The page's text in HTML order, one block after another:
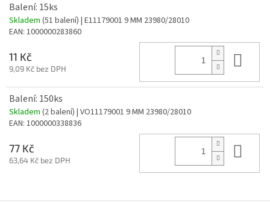
Balení: 15ks
Skladem (51 balení) | E11179001 9 MM 23980/28010
EAN: 1000000283860
11 Kč
9,09 Kč bez DPH
Balení: 150ks
Skladem (2 balení) | VO11179001 9 MM 23980/28010
EAN: 1000000338836
77 Kč
63,64 Kč bez DPH